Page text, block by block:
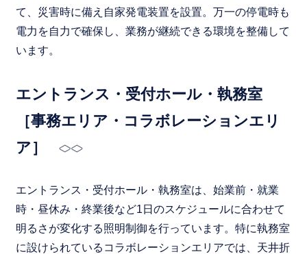
て、災害時に備え自家発電装置を設置。万一の停電時も
電力を自力で確保し、業務が継続できる環境を整備して
います。
エントランス・受付ホール・執務室
［事務エリア・コラボレーションエリ
ア］
エントランス・受付ホール・執務室は、始業前・就業
時・昼休み・終業後など1日のスケジュールに合わせて
明るさが変化する照明制御を行っています。特に執務室
に設けられているコラボレーションエリアでは、天井折